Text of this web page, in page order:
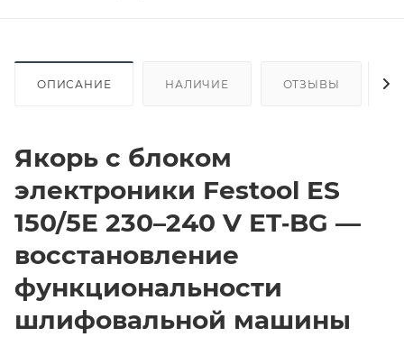
ОПИСАНИЕ НАЛИЧИЕ ОТЗЫВЫ
Якорь с блоком
электроники Festool ES
150/5E 230–240 V ET‑BG —
восстановление
функциональности
шлифовальной машины